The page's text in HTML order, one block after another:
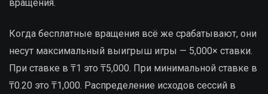
вращения.
Когда бесплатные вращения всё же срабатывают, они
несут максимальный выигрыш игры — 5,000× ставки.
При ставке в ₸1 это ₸5,000. При минимальной ставке в
₸0.20 это ₸1,000. Распределение исходов сессий в